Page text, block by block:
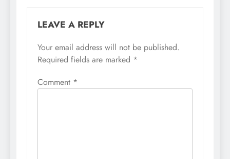
LEAVE A REPLY
Your email address will not be published.
Required fields are marked *
Comment *